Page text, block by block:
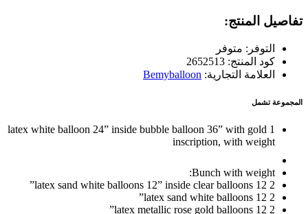
تفاصيل المنتج:
التوفر: متوفر
كود المنتج: 2652513
العلامة التجارية: Bemyballoon
المجموعة تشمل
1 latex white balloon 24” inside bubble balloon 36” with gold
inscription, with weight
Bunch with weight:
2 latex sand white balloons 12” inside clear balloons 12”
2 latex sand white balloons 12”
2 latex metallic rose gold balloons 12”